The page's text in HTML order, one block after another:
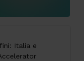
Italia e